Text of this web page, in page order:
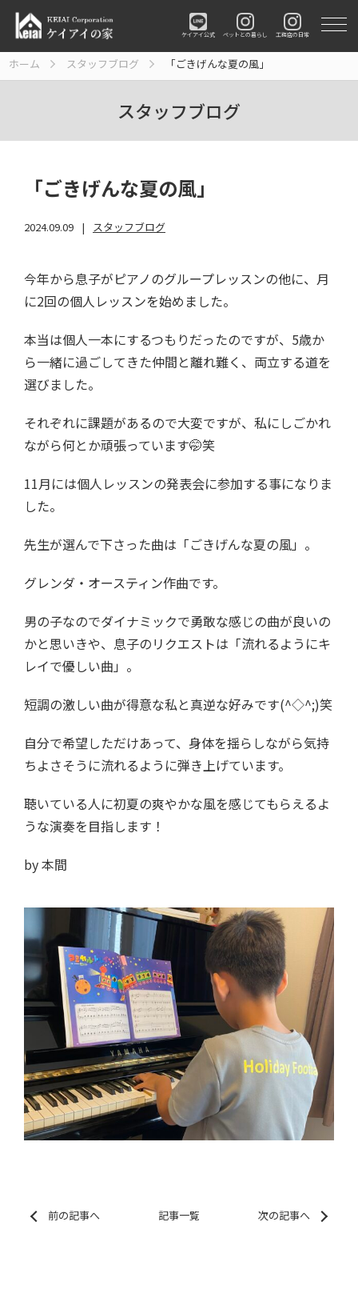
ケイアイ公式 ペットとの暮らし 工務店の日常
ホーム スタッフブログ 「ごきげんな夏の風」
スタッフブログ
「ごきげんな夏の風」
2024.09.09 スタッフブログ
今年から息子がピアノのグループレッスンの他に、月
に2回の個人レッスンを始めました。
本当は個人一本にするつもりだったのですが、5歳か
ら一緒に過ごしてきた仲間と離れ難く、両立する道を
選びました。
それぞれに課題があるので大変ですが、私にしごかれ
ながら何とか頑張っています🤭笑
11月には個人レッスンの発表会に参加する事になりま
した。
先生が選んで下さった曲は「ごきげんな夏の風」。
グレンダ・オースティン作曲です。
男の子なのでダイナミックで勇敢な感じの曲が良いの
かと思いきや、息子のリクエストは「流れるようにキ
レイで優しい曲」。
短調の激しい曲が得意な私と真逆な好みです(^◇^;)笑
自分で希望しただけあって、身体を揺らしながら気持
ちよさそうに流れるように弾き上げています。
聴いている人に初夏の爽やかな風を感じてもらえるよ
うな演奏を目指します！
by 本間
前の記事へ 記事一覧 次の記事へ